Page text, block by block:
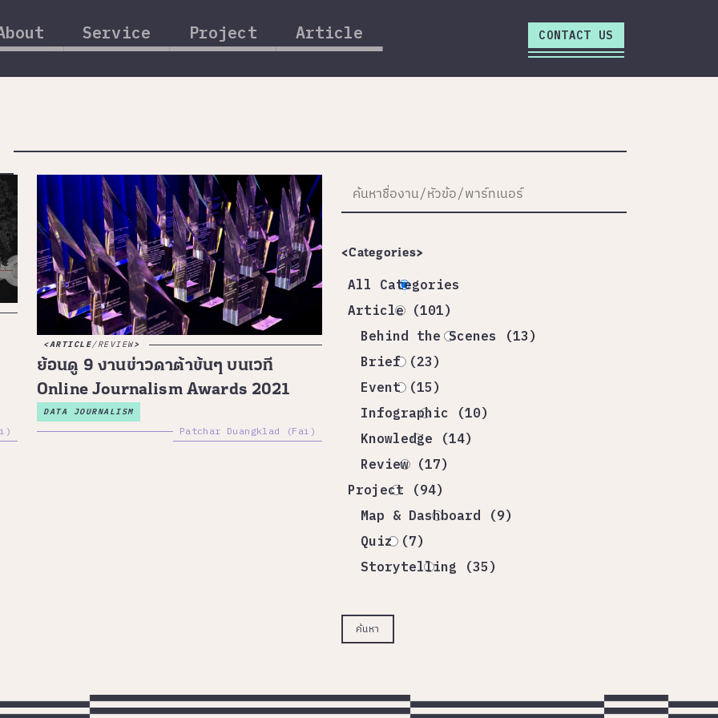
Service Project Article CONTACT US
ARTICLE/REVIEW
ย้อนดู 9 งานข่าวดาต้าข้นๆ บนเวที
Online Journalism Awards 2021
DATA JOURNALISM
Patchar Duangklad (Fai)
<Categories>
All Categories
Article (101)
Behind the Scenes (13)
Brief (23)
Event (15)
Infographic (10)
Knowledge (14)
Review (17)
Project (94)
Map & Dashboard (9)
Quiz (7)
Storytelling (35)